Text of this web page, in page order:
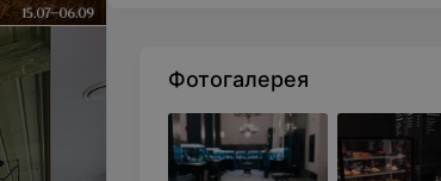
Фотогалерея